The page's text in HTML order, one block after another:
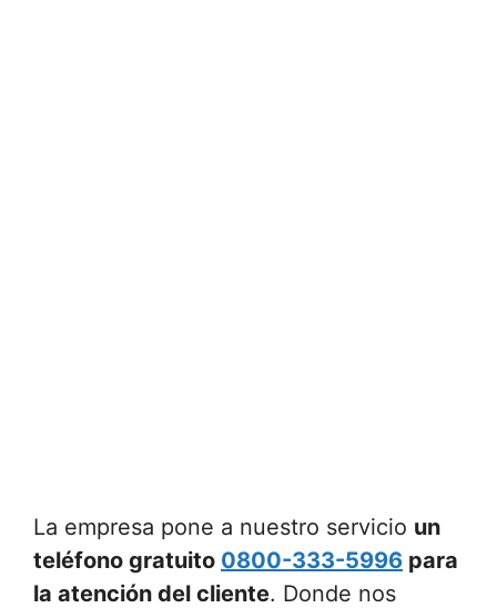
La empresa pone a nuestro servicio un
teléfono gratuito 0800-333-5996 para
la atención del cliente. Donde nos